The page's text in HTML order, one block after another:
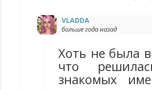
VLADDA
больше года назад
Хоть не была
что
знакомых